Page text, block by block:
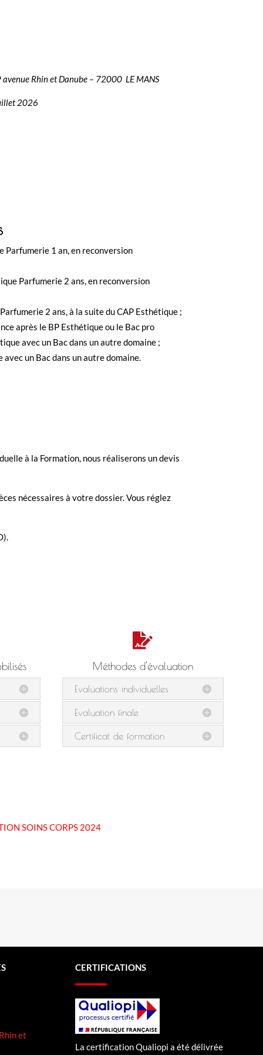
Rhin et Danube – 72000 LE MANS
2026
Parfumerie 1 an, en reconversion
Parfumerie 2 ans, en reconversion
2 ans, à la suite du CAP Esthétique ;
après le BP Esthétique ou le Bac pro
avec un Bac dans un autre domaine ;
avec un Bac dans un autre domaine.
à la Formation, nous réaliserons un devis
nécessaires à votre dossier. Vous réglez

Méthodes d'évaluation
Evaluations individuelles
Evaluation finale
Certificat de formation
SOINS CORPS 2024
et
CERTIFICATIONS
La certification Qualiopi a été délivrée